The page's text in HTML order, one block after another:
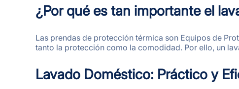
¿Por qué es tan importante el
Las prendas de protección térmica son Equipos de
tanto la protección como la comodidad. Por ello, un
Lavado Doméstico: Práctico y